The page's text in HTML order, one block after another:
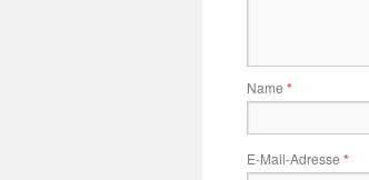
Name *
E-Mail-Adresse *